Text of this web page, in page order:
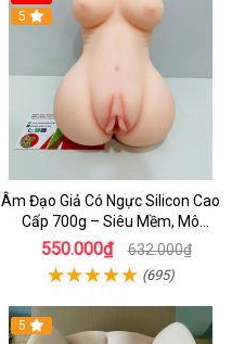
5
Âm Đạo Giả Có Ngực Silicon Cao
Cấp 700g – Siêu Mềm, Mô
Phỏng Thật Cho Nam Tự Sướng
550.000₫ 632.000₫
(695)
5